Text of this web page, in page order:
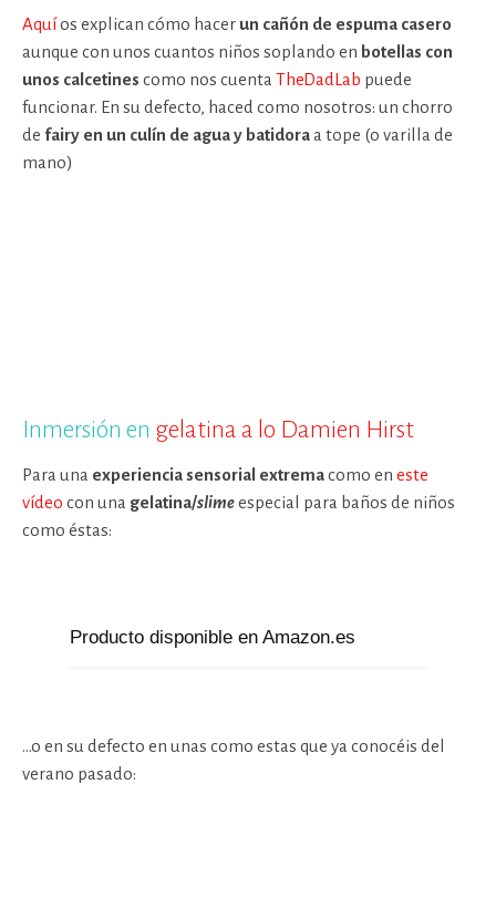
Aquíos explican cómo hacer un cañón de espuma casero
aunque con unos cuantos niños soplando en botellas con
unos calcetines como nos cuenta TheDadLab puede
funcionar. En su defecto, haced como nosotros: un chorro
de fairy en un culín de agua y batidoraa tope (o varilla de
mano)
Inmersión en gelatina a lo Damien Hirst
Para una experiencia sensorial extremacomo en este
vídeo con una gelatina/slimeespecial para baños de niños
como éstas:
Producto disponible en Amazon.es
…o en su defecto en unas como estas que ya conocéis del
verano pasado: